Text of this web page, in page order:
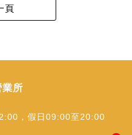
所
，假日09:00至20:00